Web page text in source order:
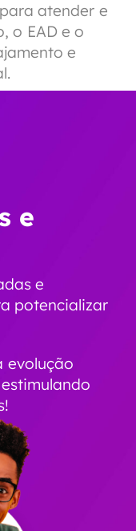
atender e
o EAD e o
e
e
e
potencializar
evolução